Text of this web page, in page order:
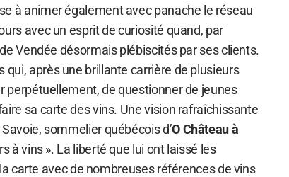
à animer également avec panache le réseau
avec un esprit de curiosité quand, par
Vendée désormais plébiscités par ses clients.
qui, après une brillante carrière de plusieurs
perpétuellement, de questionner de jeunes
sa carte des vins. Une vision rafraîchissante
sommelier québécois d’O Château à
à vins ». La liberté que lui ont laissé les
carte avec de nombreuses références de vins